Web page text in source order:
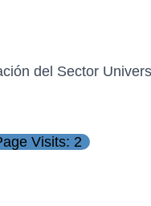
del Sector
Visits: 2